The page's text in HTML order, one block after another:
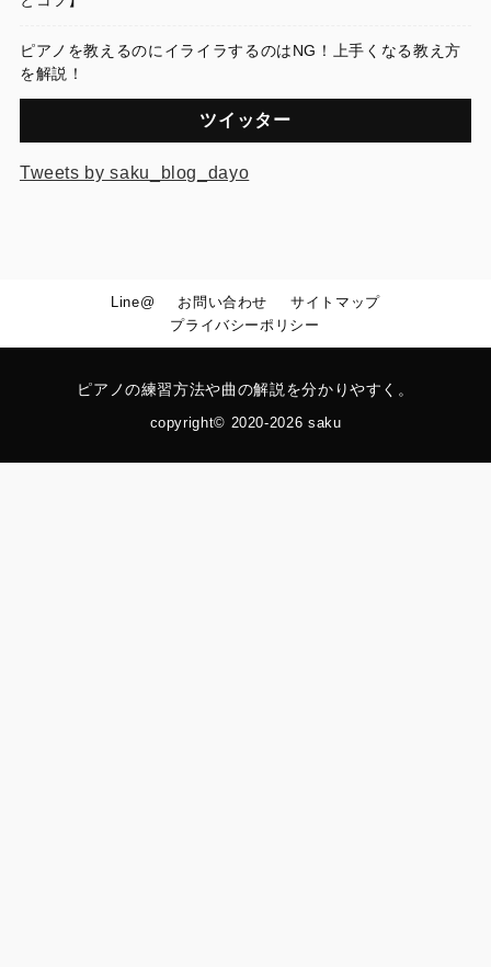
ピアノを教えるのにイライラするのはNG！上手くなる教え方
を解説！
ツイッター
Tweets by saku_blog_dayo
Line@ お問い合わせ
サイトマップ
プライバシーポリシー
ピアノの練習方法や曲の解説を分かりやすく。
copyright© 2020-2026 saku